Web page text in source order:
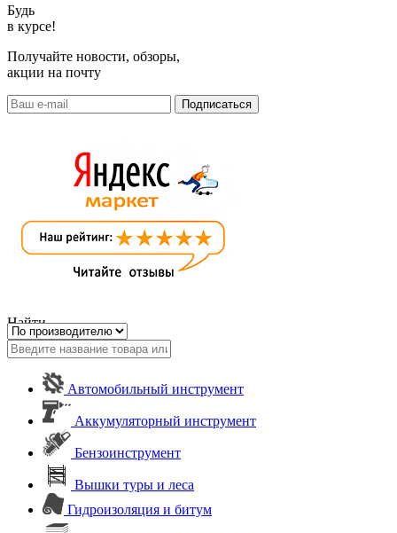
Будь
в курсе!
Получайте новости, обзоры,
акции на почту
Найти
Автомобильный инструмент
Аккумуляторный инструмент
Бензоинструмент
Вышки туры и леса
Гидроизоляция и битум